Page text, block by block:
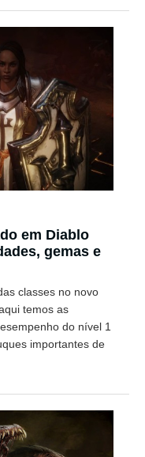
em Diablo
gemas e
classes no novo
temos as
do nível 1
importantes de